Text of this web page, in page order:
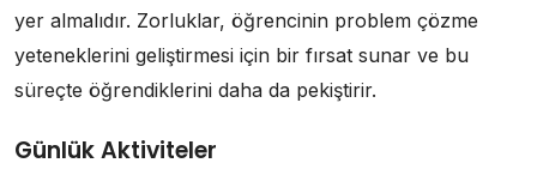
yer almalıdır. Zorluklar, öğrencinin problem çözme
yeteneklerini geliştirmesi için bir fırsat sunar ve bu
süreçte öğrendiklerini daha da pekiştirir.
Günlük Aktiviteler